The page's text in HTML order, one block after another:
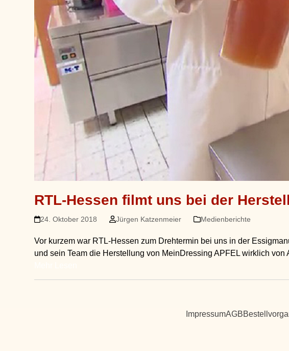
RTL-Hessen filmt uns bei der
24. Oktober 2018 Jürgen Katzenmeier Medienberichte
Vor kurzem war RTL-Hessen zum Drehtermin bei uns in der
und sein Team die Herstellung von MeinDressing APFEL wirklich
ImpressumAGB